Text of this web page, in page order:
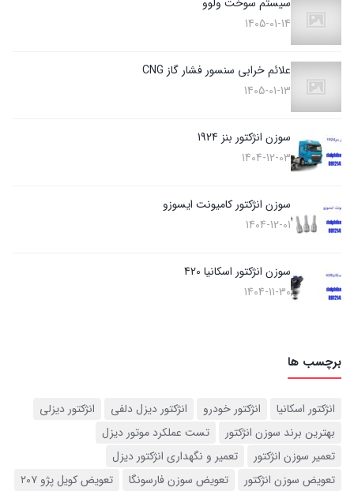
1405-01-14
علائم خرابی سنسور فشار گاز CNG
1405-01-13
سوزن انژکتور بنز 1924
1404-12-03
سوزن انژکتور کامیونت ایسوزو
1404-12-01
سوزن انژکتور اسکانیا 420
1404-11-30
برچسب ها
انژکتور اسکانیا انژکتور خودرو انژکتور دیزل دلفی
انژکتور دیزلی
بهترین برند سوزن انژکتور
تست عملکرد موتور دیزل
تعمیر سوزن انژکتور
تعمیر و نگهداری انژکتور دیزل
تعویض سوزن انژکتور
تعویض سوزن فارسونگا
تعویض کویل پژو ۲۰۷